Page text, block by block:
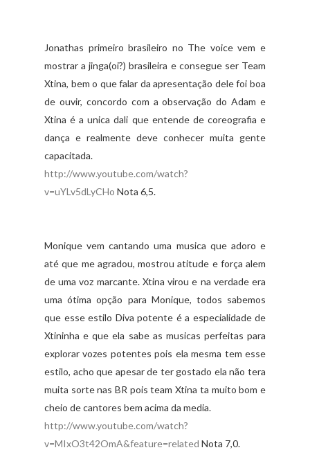
Jonathas primeiro brasileiro no The voice vem e
mostrar a jinga(oi?) brasileira e consegue ser Team
Xtina, bem o que falar da apresentação dele foi boa
de ouvir, concordo com a observação do Adam e
Xtina é a unica dali que entende de coreografia e
dança e realmente deve conhecer muita gente
capacitada.
http://www.youtube.com/watch?
v=uYLv5dLyCHo Nota 6,5.
Monique vem cantando uma musica que adoro e
até que me agradou, mostrou atitude e força alem
de uma voz marcante. Xtina virou e na verdade era
umaótima opção para Monique, todos sabemos
que esse estilo Diva potente é a especialidade de
Xtininha e que ela sabe as musicas perfeitas para
explorar vozes potentes pois ela mesma tem esse
estilo, acho que apesar de ter gostado ela não tera
muita sorte nas BR pois team Xtina ta muito bom e
cheio de cantores bem acima da media.
http://www.youtube.com/watch?
v=MIxO3t42OmA&feature=related Nota 7,0.